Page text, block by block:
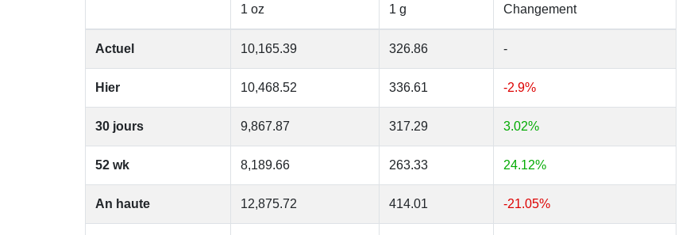
1 oz 1 g Changement
Actuel 10,165.39 326.86 -
Hier 10,468.52 336.61 -2.9%
30 jours 9,867.87 317.29 3.02%
52 wk 8,189.66 263.33 24.12%
An haute 12,875.72 414.01 -21.05%